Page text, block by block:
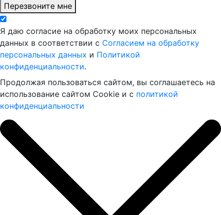
Перезвоните мне
Я даю согласие на обработку моих персональных
данных в соответствии с Согласием на обработку
персональных данных и Политикой
конфиденциальности.
Продолжая пользоваться сайтом, вы соглашаетесь на
использование сайтом Cookie и с политикой
конфиденциальности